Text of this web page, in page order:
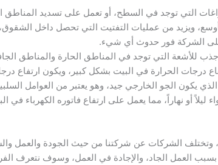
التي توجد في السطح، أو تعمل على تسديد المناطق
ويزيد من عمليات التفتيت التي تحصل داخل
على الشركة فور حدوث أي شيء.
للأشعة التي توجد في المناطق الحارة والمناطق
درجات الحرارة في البيت بشكل كبير، ويكون ارتفاع
يكون الجو الخارجي جيد، وهو يعتبر من العوامل
أو نهاراً، مما يعمل على ارتفاع فاتوره الكهرباء في
الشركات عن شركتنا من حيث الجودة والعمل
بسبب العمل الجاد، والإجادة في العمل، وسوف نتعرف